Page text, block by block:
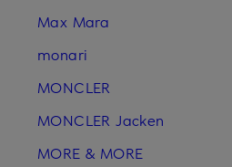
Max Mara
monari
MONCLER
MONCLER Jacken
MORE & MORE